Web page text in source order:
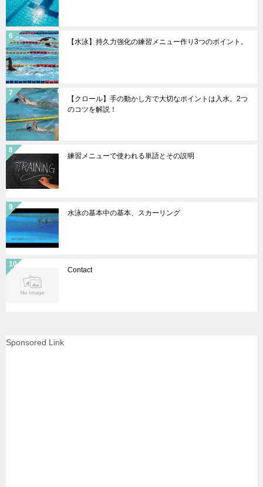
【水泳】持久力強化の練習メニュー作り3つのポイント。
【クロール】手の動かし方で大切なポイントは入水。2つ
のコツを解説！
練習メニューで使われる単語とその説明
水泳の基本中の基本、スカーリング
Contact
Sponsored Link